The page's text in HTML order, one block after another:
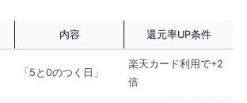
内容 還元率UP条件
「5と0のつく日」
楽天カード利用で+2
倍